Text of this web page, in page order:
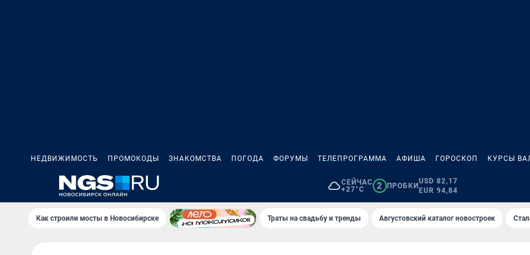
НЕДВИЖИМОСТЬ ПРОМОКОДЫ ЗНАКОМСТВА ПОГОДА ФОРУМЫ ТЕЛЕПРОГРАММА АФИША ГОРОСКОП КУРСЫ
СЕЙЧАС
+27°C
2 ПРОБКИ
USD 82,17
EUR 94,84
Как строили мосты в Новосибирске Траты на свадьбу и тренды Августовский каталог новостроек